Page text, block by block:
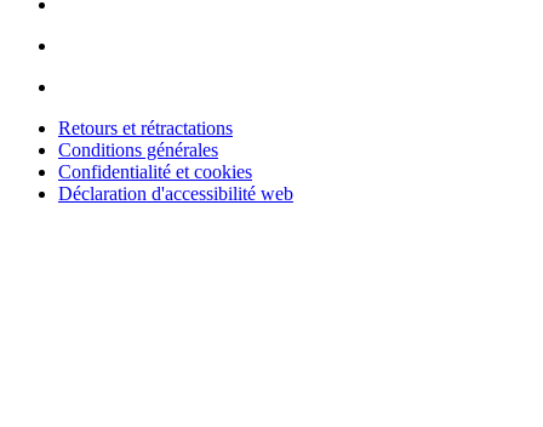
Retours et rétractations
Conditions générales
Confidentialité et cookies
Déclaration d'accessibilité web